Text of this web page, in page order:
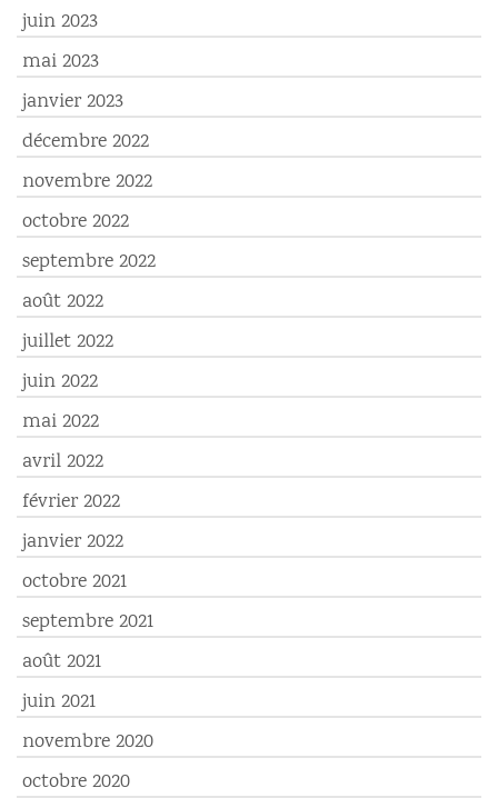
juin 2023
mai 2023
janvier 2023
décembre 2022
novembre 2022
octobre 2022
septembre 2022
août 2022
juillet 2022
juin 2022
mai 2022
avril 2022
février 2022
janvier 2022
octobre 2021
septembre 2021
août 2021
juin 2021
novembre 2020
octobre 2020